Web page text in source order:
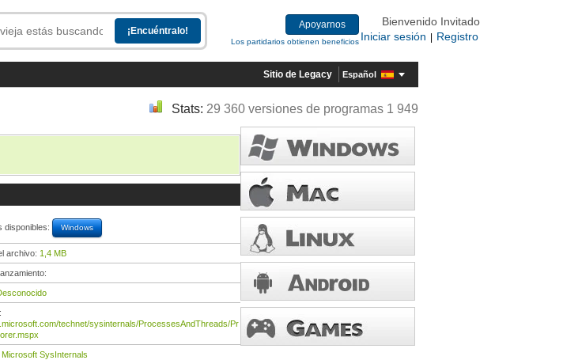
Apoyarnos
Los partidarios obtienen beneficios
Bienvenido Invitado
Iniciar sesión
Registro
Sitio de Legacy Español
Stats: 29 360 versiones de programas 1 949
disponibles: Windows
archivo: 1,4 MB
technet/sysinternals/ProcessesAndThreads/Pr
Microsoft SysInternals